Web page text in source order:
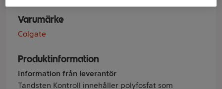
Varumärke
Colgate
Produktinformation
Information från leverantör
Tandsten Kontroll innehåller polyfosfat som